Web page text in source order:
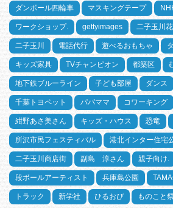
ダンボール四輪車 マスキングテープ
ワークショップ. gettyimages 二子玉川
二子玉川 電話代行 遊べるおもちゃ
キッズ家具 TVチャンピオン 都築区
地下鉄ブルーライン 子ども部屋 ダンス
千葉トヨペット パパママ コワーキング
紺野あさ美さん キッズ・ハウス 恐竜
所沢市民フェスティバル 港北インター住宅
二子玉川商店街 副島 淳さん 親子向け.
段ボールアーティスト 兵庫島公園
トラック 新学社 ひるおび ものこと